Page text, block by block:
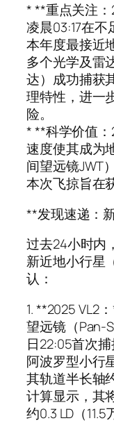
* **重点关注
凌晨03:17在
本年度最接近
多个光学及雷
达）成功捕获
理特性，进一
险。
* **科学价值：
速度使其成为
间望远镜JWT
本次飞掠旨在
**发现速递：
过去24小时内
新近地小行星
认：
1. **2025 VL2
望远镜（Pan-
日22:05首次
阿波罗型小行
其轨道半长轴
计算显示，其
约0.3 LD（